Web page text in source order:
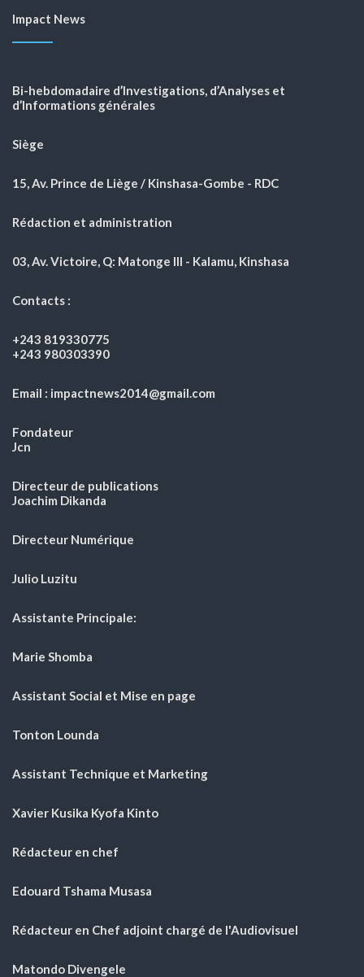
Impact News
Bi-hebdomadaire d’Investigations, d’Analyses et
d’Informations générales
Siège
15, Av. Prince de Liège / Kinshasa-Gombe - RDC
Rédaction et administration
03, Av. Victoire, Q: Matonge III - Kalamu, Kinshasa
Contacts :
+243 819330775
+243 980303390
Email : impactnews2014@gmail.com
Fondateur
Jcn
Directeur de publications
Joachim Dikanda
Directeur Numérique
Julio Luzitu
Assistante Principale:
Marie Shomba
Assistant Social et Mise en page
Tonton Lounda
Assistant Technique et Marketing
Xavier Kusika Kyofa Kinto
Rédacteur en chef
Edouard Tshama Musasa
Rédacteur en Chef adjoint chargé de l'Audiovisuel
Matondo Divengele